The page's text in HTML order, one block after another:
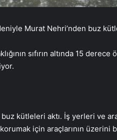
Murat Nehri’nden buz
sıfırın altında 15
kütleleri aktı. İş yerleri ve
için araçlarının üzerini